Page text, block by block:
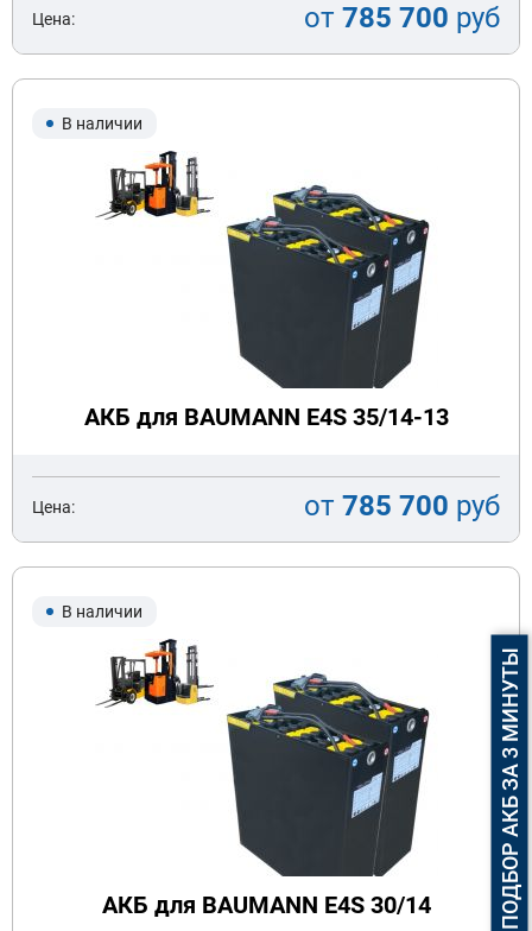
Цена: от 785 700 руб
В наличии
АКБ для BAUMANN E4S 35/14-13
Цена: от 785 700 руб
В наличии
АКБ для BAUMANN E4S 30/14 ПОДБОР АКБ ЗА 3 МИНУТЫ